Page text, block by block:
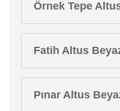
Örnek Tepe
Fatih Altus
Pınar Altus